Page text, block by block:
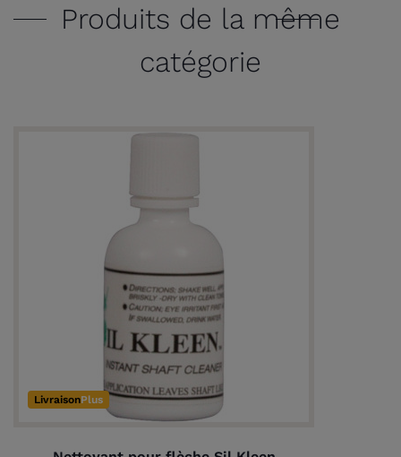
Produits de la même
catégorie
LivraisonPlus